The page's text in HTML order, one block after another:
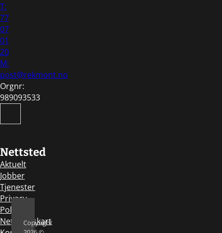
T:
77
07
01
20
M:
post@rekmont.no
Orgnr:
989093533
Nettsted
Aktuelt
Jobber
Tjenester
Privacy
Policy
Nettstedskart
Copyright